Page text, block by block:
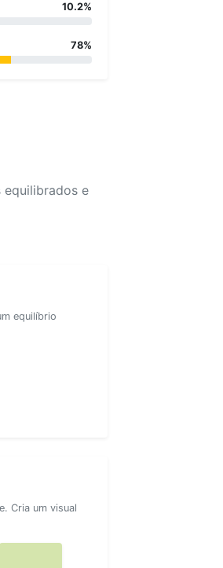
10.2%
78%
equilibrados e
equilíbrio
Cria um visual